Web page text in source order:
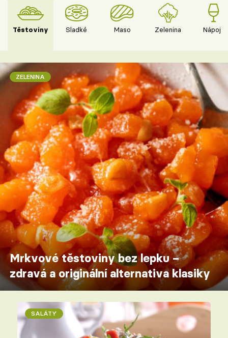
Těstoviny Sladké Maso Zelenina Nápoje
ZELENINA
Mrkvové těstoviny bez lepku –
zdravá a originální alternativa klasiky
SALÁTY